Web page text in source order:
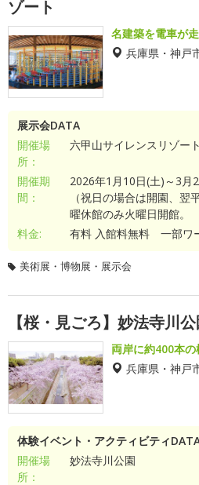
ゾート
名建築を電車が
兵庫県・神戸
展示会DATA
開催場
所：
六甲山サイレンスリゾート
開催期
間：
2026年1月10日(土)～3月
（祝日の場合は開園、翌
曜休館のみ火曜日開館。
料金:
有料 入館料無料 一部ワ
美術展・博物展・展示会
【桜・見ごろ】妙法寺川
両岸に約400本の
兵庫県・神戸
体験イベント・アクティビティ
開催場
所：
妙法寺川公園